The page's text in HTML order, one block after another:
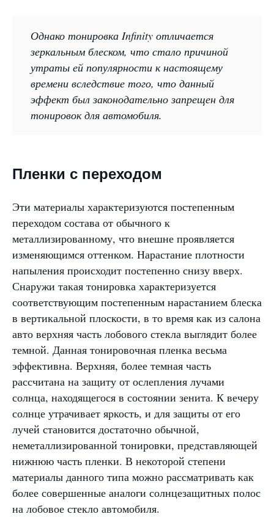
Однако тонировка Infinity отличается
зеркальным блеском, что стало причиной
утраты ей популярности к настоящему
времени вследствие того, что данный
эффект был законодательно запрещен для
тонировок для автомобиля.
Пленки с переходом
Эти материалы характеризуются постепенным
переходом состава от обычного к
металлизированному, что внешне проявляется
изменяющимся оттенком. Нарастание плотности
напыления происходит постепенно снизу вверх.
Снаружи такая тонировка характеризуется
соответствующим постепенным нарастанием блеска
в вертикальной плоскости, в то время как из салона
авто верхняя часть лобового стекла выглядит более
темной. Данная тонировочная пленка весьма
эффективна. Верхняя, более темная часть
рассчитана на защиту от ослепления лучами
солнца, находящегося в состоянии зенита. К вечеру
солнце утрачивает яркость, и для защиты от его
лучей становится достаточно обычной,
неметаллизированной тонировки, представляющей
нижнюю часть пленки. В некоторой степени
материалы данного типа можно рассматривать как
более совершенные аналоги солнцезащитных полос
на лобовое стекло автомобиля.